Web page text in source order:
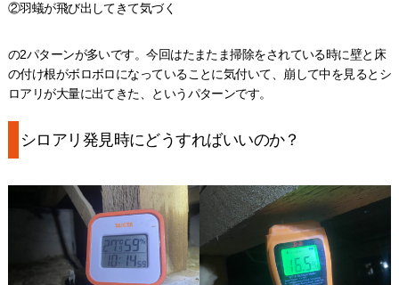
②羽蟻が飛び出してきて気づく
の2パターンが多いです。今回はたまたま掃除をされている時に壁と床
の付け根がボロボロになっていることに気付いて、崩して中を見るとシ
ロアリが大量に出てきた、というパターンです。
シロアリ発見時にどうすればいいのか？